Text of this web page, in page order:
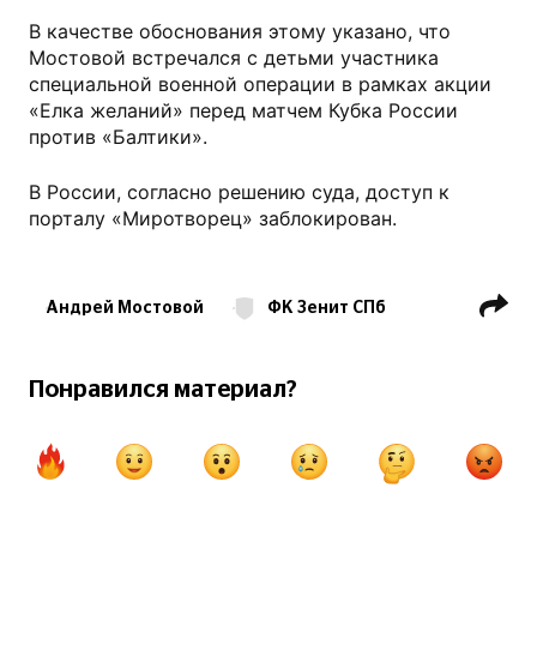
В качестве обоснования этому указано, что
Мостовой встречался с детьми участника
специальной военной операции в рамках акции
«Елка желаний» перед матчем Кубка России
против «Балтики».
В России, согласно решению суда, доступ к
порталу «Миротворец» заблокирован.
Андрей Мостовой ФК Зенит СПб
Понравился материал?